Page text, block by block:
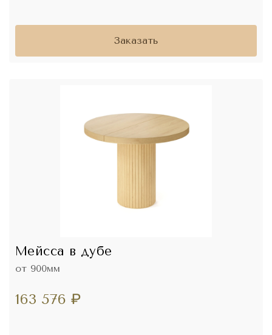
Заказать
Мейсса в дубе
от 900мм
163 576 ₽